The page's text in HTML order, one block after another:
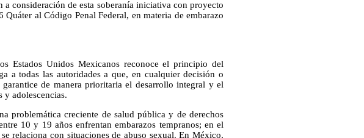
a consideración de esta soberanía iniciativa con proyecto
al Código Penal Federal, en materia de embarazo
Estados Unidos Mexicanos reconoce el principio del
a todas las autoridades a que, en cualquier decisión o
de manera prioritaria el desarrollo integral y el
y adolescencias.
problemática creciente de salud pública y de derechos
10 y 19 años enfrentan embarazos tempranos; en el
relaciona con situaciones de abuso sexual. En México,